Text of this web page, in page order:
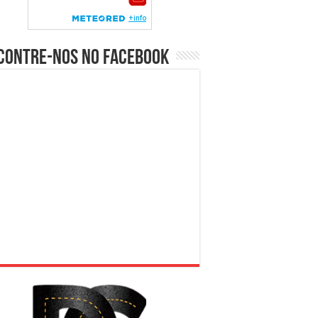
nos no Facebook